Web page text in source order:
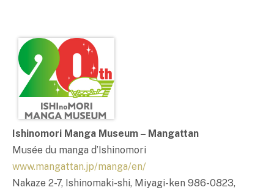
Ishinomori Manga Museum – Mangattan
Musée du manga d’Ishinomori
www.mangattan.jp/manga/en/
Nakaze 2-7, Ishinomaki-shi, Miyagi-ken 986-0823,